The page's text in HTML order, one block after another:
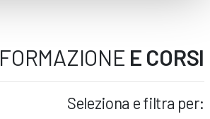
FORMAZIONE E CORSI
Seleziona e filtra per: